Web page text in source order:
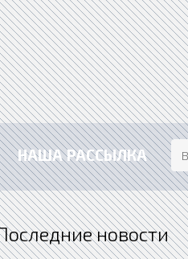
НАША РАССЫЛКА
новости